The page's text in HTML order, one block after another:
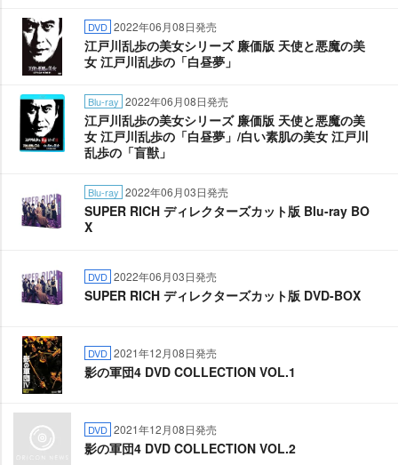
DVD 2022年06月08日発売
江戸川乱歩の美女シリーズ 廉価版 天使と悪魔の美
女 江戸川乱歩の「白昼夢」
Blu-ray 2022年06月08日発売
江戸川乱歩の美女シリーズ 廉価版 天使と悪魔の美
女 江戸川乱歩の「白昼夢」/白い素肌の美女 江戸川
乱歩の「盲獣」
Blu-ray 2022年06月03日発売
SUPER RICH ディレクターズカット版 Blu-ray BO
X
DVD 2022年06月03日発売
SUPER RICH ディレクターズカット版 DVD-BOX
DVD 2021年12月08日発売
影の軍団4 DVD COLLECTION VOL.1
DVD 2021年12月08日発売
影の軍団4 DVD COLLECTION VOL.2